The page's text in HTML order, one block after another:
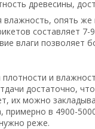
древесины,
опять же
составляет
влаги позволяет
плотности и
достаточно,
их можно
примерно в 4900-
реже.